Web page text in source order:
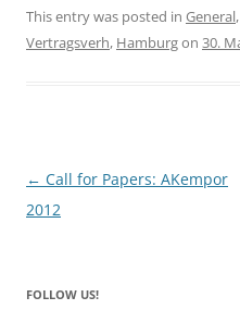
c
e
o
k
itt
er
ar
e
This entry was posted in General,
Vertragsverh, Hamburgon 30.
Post
navigation
← Call for Papers: AKempor
2012
FOLLOW US!